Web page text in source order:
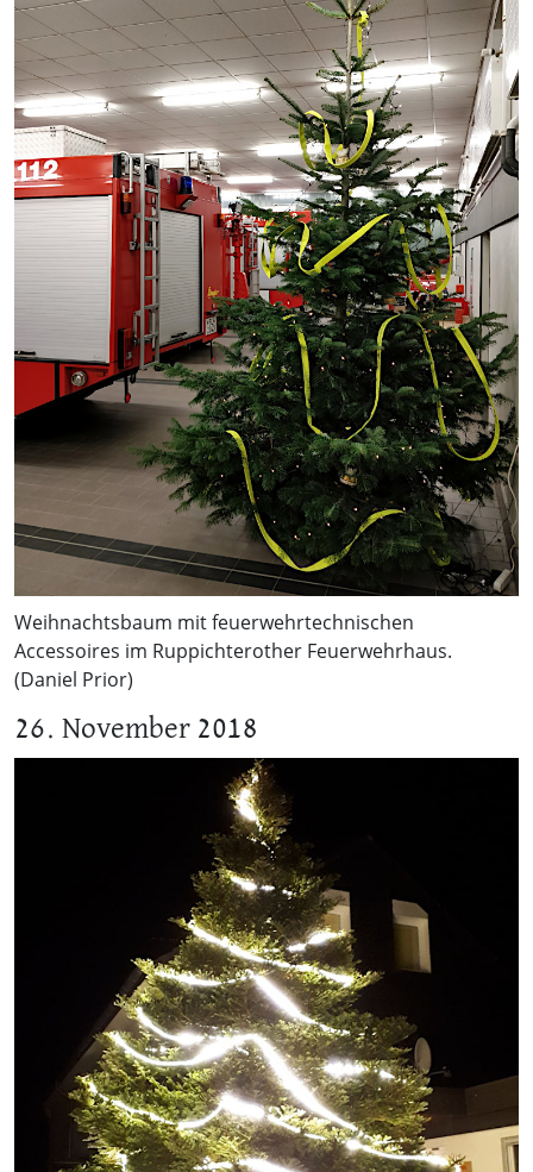
Weihnachtsbaum mit feuerwehrtechnischen
Accessoires im Ruppichterother Feuerwehrhaus.
(Daniel Prior)
26. November 2018